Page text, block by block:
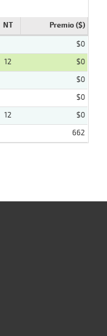
NT Premio ($)
$0
12
$0
$0
$0
12
$0
662